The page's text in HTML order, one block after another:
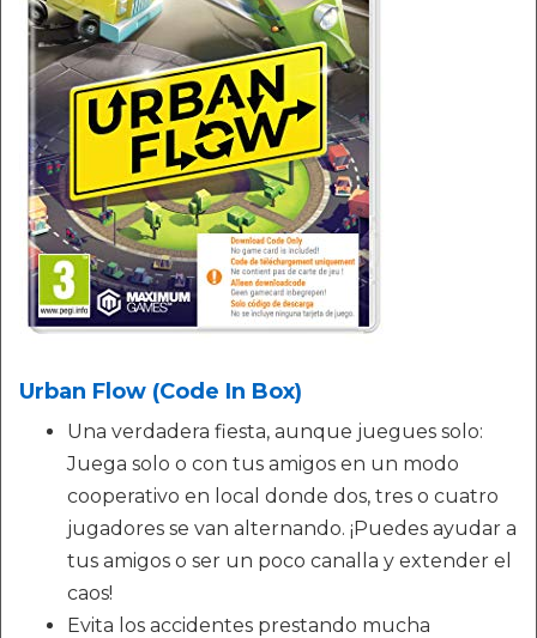
Urban Flow (Code In Box)
Una verdadera fiesta, aunque juegues solo:
Juega solo o con tus amigos en un modo
cooperativo en local donde dos, tres o cuatro
jugadores se van alternando. ¡Puedes ayudar a
tus amigos o ser un poco canalla y extender el
caos!
Evita los accidentes prestando mucha